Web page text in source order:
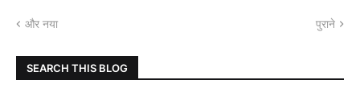
और नया पुराने
SEARCH THIS BLOG